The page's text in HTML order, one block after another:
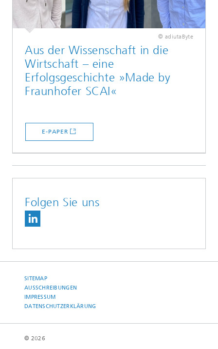
© adiutaByte
Aus der Wissenschaft in die
Wirtschaft – eine
Erfolgsgeschichte »Made by
Fraunhofer SCAI«
E-PAPER
Folgen Sie uns
SITEMAP
AUSSCHREIBUNGEN
IMPRESSUM
DATENSCHUTZERKLÄRUNG
© 2026